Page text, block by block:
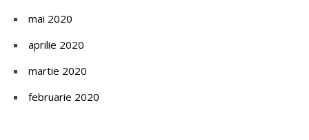
mai 2020
aprilie 2020
martie 2020
februarie 2020